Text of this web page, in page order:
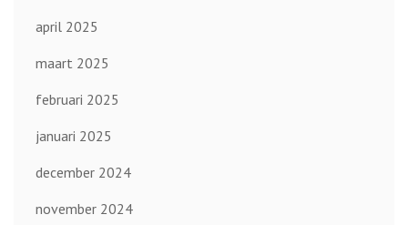
april 2025
maart 2025
februari 2025
januari 2025
december 2024
november 2024